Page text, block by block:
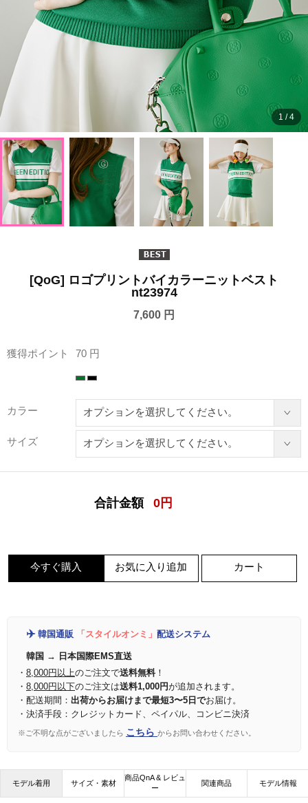
1 /4
[QoG] ロゴプリントバイカラーニットベスト
nt23974
7,600 円
獲得ポイント 70 円
カラー
サイズ
合計金額 0 円
今すぐ購入 お気に入り追加 カート
✈️ 韓国通販 「スタイルオンミ」 配送システム
韓国 → 日本国際EMS直送
・ 8,000円以上のご注文で送料無料！
・ 8,000円以下のご注文は送料1,000円が追加されます。
・配送期間： 出荷からお届けまで最短3〜5日でお届け。
・決済手段：クレジットカード、ペイパル、コンビニ決済
※ご不明な点がございましたら こちら からお問い合わせください。
モデル着用 サイズ・素材
商品QnA & レビュ
ー
関連商品 モデル情報